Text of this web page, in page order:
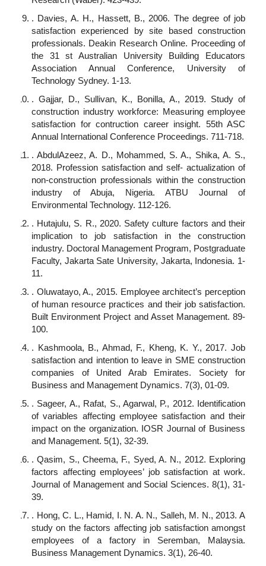
. Davies, A. H., Hassett, B., 2006. The degree of job
satisfaction experienced by site based construction
professionals. Deakin Research Online. Proceeding of
the 31 st Australian University Building Educators
Association Annual Conference, University of
Technology Sydney. 1-13.
. Gajjar, D., Sullivan, K., Bonilla, A., 2019. Study of
construction industry workforce: Measuring employee
satisfaction for contruction career insight. 55th ASC
Annual International Conference Proceedings. 711-718.
. AbdulAzeez, A. D., Mohammed, S. A., Shika, A. S.,
2018. Profession satisfaction and self- actualization of
non-construction professionals within the construction
industry of Abuja, Nigeria. ATBU Journal of
Environmental Technology. 112-126.
. Hutajulu, S. R., 2020. Safety culture factors and their
implication to job satisfaction in the construction
industry. Doctoral Management Program, Postgraduate
Faculty, Jakarta Sate University, Jakarta, Indonesia. 1-
11.
. Oluwatayo, A., 2015. Employee architect’s perception
of human resource practices and their job satisfaction.
Built Environment Project and Asset Management. 89-
100.
. Kashmoola, B., Ahmad, F., Kheng, K. Y., 2017. Job
satisfaction and intention to leave in SME construction
companies of United Arab Emirates. Society for
Business and Management Dynamics. 7(3), 01-09.
. Sageer, A., Rafat, S., Agarwal, P., 2012. Identification
of variables affecting employee satisfaction and their
impact on the organization. IOSR Journal of Business
and Management. 5(1), 32-39.
. Qasim, S., Cheema, F., Syed, A. N., 2012. Exploring
factors affecting employees’ job satisfaction at work.
Journal of Management and Social Sciences. 8(1), 31-
39.
. Hong, C. L., Hamid, I. N. A. N., Salleh, M. N., 2013. A
study on the factors affecting job satisfaction amongst
employees of a factory in Seremban, Malaysia.
Business Management Dynamics. 3(1), 26-40.